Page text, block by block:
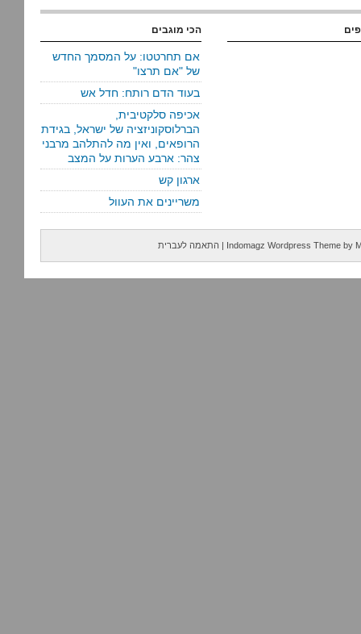
הכי מוגבים
אם תחרטטו: על המסמך החדש
של "אם תרצו"
בעוד הדם רותח: חדל אש
אכיפה סלקטיבית,
הברלוסקוניזציה של ישראל, בגידת
הרופאים, ואין מה להתלהב מרבני
צהר: ארבע הערות על המצב
ארגון קש
משריינים את העוול
Indomagz Wordpress Theme by
| התאמה לעברית